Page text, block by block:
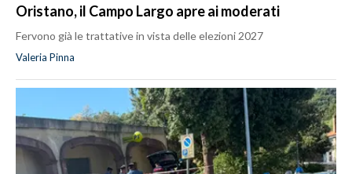
Oristano, il Campo Largo apre ai moderati
Fervono già le trattative in vista delle elezioni 2027
Valeria Pinna